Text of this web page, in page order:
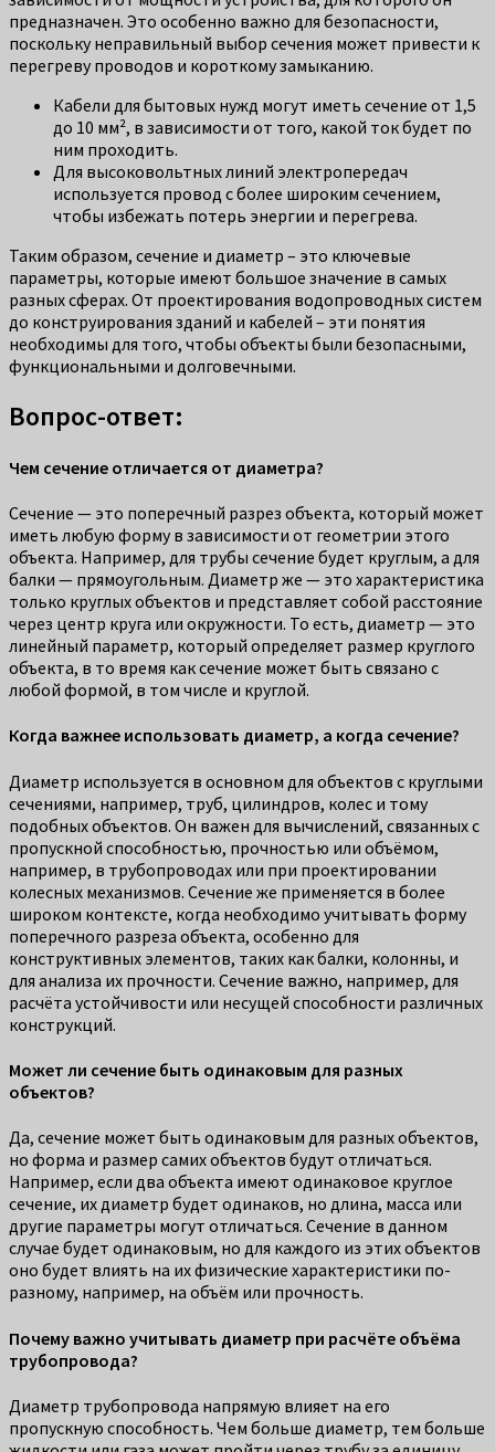
предназначен. Это особенно важно для безопасности,
поскольку неправильный выбор сечения может привести к
перегреву проводов и короткому замыканию.
Кабели для бытовых нужд могут иметь сечение от 1,5
до 10 мм², в зависимости от того, какой ток будет по
ним проходить.
Для высоковольтных линий электропередач
используется провод с более широким сечением,
чтобы избежать потерь энергии и перегрева.
Таким образом, сечение и диаметр – это ключевые
параметры, которые имеют большое значение в самых
разных сферах. От проектирования водопроводных систем
до конструирования зданий и кабелей – эти понятия
необходимы для того, чтобы объекты были безопасными,
функциональными и долговечными.
Вопрос-ответ:
Чем сечение отличается от диаметра?
Сечение — это поперечный разрез объекта, который может
иметь любую форму в зависимости от геометрии этого
объекта. Например, для трубы сечение будет круглым, а для
балки — прямоугольным. Диаметр же — это характеристика
только круглых объектов и представляет собой расстояние
через центр круга или окружности. То есть, диаметр — это
линейный параметр, который определяет размер круглого
объекта, в то время как сечение может быть связано с
любой формой, в том числе и круглой.
Когда важнее использовать диаметр, а когда сечение?
Диаметр используется в основном для объектов с круглыми
сечениями, например, труб, цилиндров, колес и тому
подобных объектов. Он важен для вычислений, связанных с
пропускной способностью, прочностью или объёмом,
например, в трубопроводах или при проектировании
колесных механизмов. Сечение же применяется в более
широком контексте, когда необходимо учитывать форму
поперечного разреза объекта, особенно для
конструктивных элементов, таких как балки, колонны, и
для анализа их прочности. Сечение важно, например, для
расчёта устойчивости или несущей способности различных
конструкций.
Может ли сечение быть одинаковым для разных
объектов?
Да, сечение может быть одинаковым для разных объектов,
но форма и размер самих объектов будут отличаться.
Например, если два объекта имеют одинаковое круглое
сечение, их диаметр будет одинаков, но длина, масса или
другие параметры могут отличаться. Сечение в данном
случае будет одинаковым, но для каждого из этих объектов
оно будет влиять на их физические характеристики по-
разному, например, на объём или прочность.
Почему важно учитывать диаметр при расчёте объёма
трубопровода?
Диаметр трубопровода напрямую влияет на его
пропускную способность. Чем больше диаметр, тем больше